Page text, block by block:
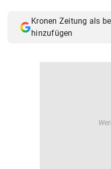
Kronen Zeitung als
hinzufügen